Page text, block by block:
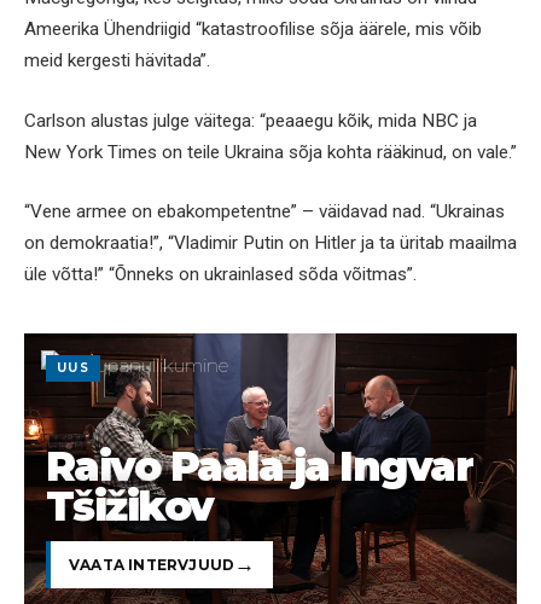
Ameerika Ühendriigid “katastroofilise sõja äärele, mis võib
meid kergesti hävitada”.
Carlson alustas julge väitega: “peaaegu kõik, mida NBC ja
New York Times on teile Ukraina sõja kohta rääkinud, on vale.”
“Vene armee on ebakompetentne” – väidavad nad. “Ukrainas
on demokraatia!”, “Vladimir Putin on Hitler ja ta üritab maailma
üle võtta!” “Õnneks on ukrainlased sõda võitmas”.
UUS
Raivo Paala ja Ingvar
Tšižikov
VAATA INTERVJUUD